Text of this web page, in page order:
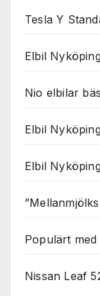
Tesla Y
Elbil
Nio elbilar
Elbil
Elbil
Populärt
Nissan Leaf